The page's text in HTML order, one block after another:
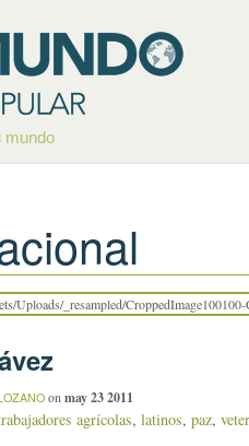
mundo
on may 23 2011
agrícolas, latinos, paz,